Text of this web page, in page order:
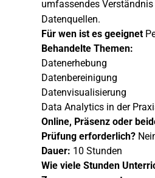
umfassendes
Datenquellen.
Für wen ist es geeignet
Behandelte Themen:
Datenerhebung
Datenbereinigung
Datenvisualisierung
Data Analytics in der
Online, Präsenz oder
Prüfung erforderlich?
Dauer: 10 Stunden
Wie viele Stunden